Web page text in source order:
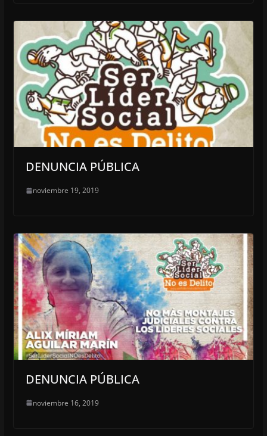
DENUNCIA PÚBLICA
noviembre 19, 2019
DENUNCIA PÚBLICA
noviembre 16, 2019